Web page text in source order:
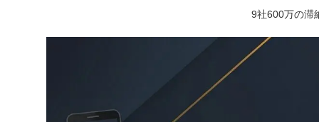
9社600万の滞